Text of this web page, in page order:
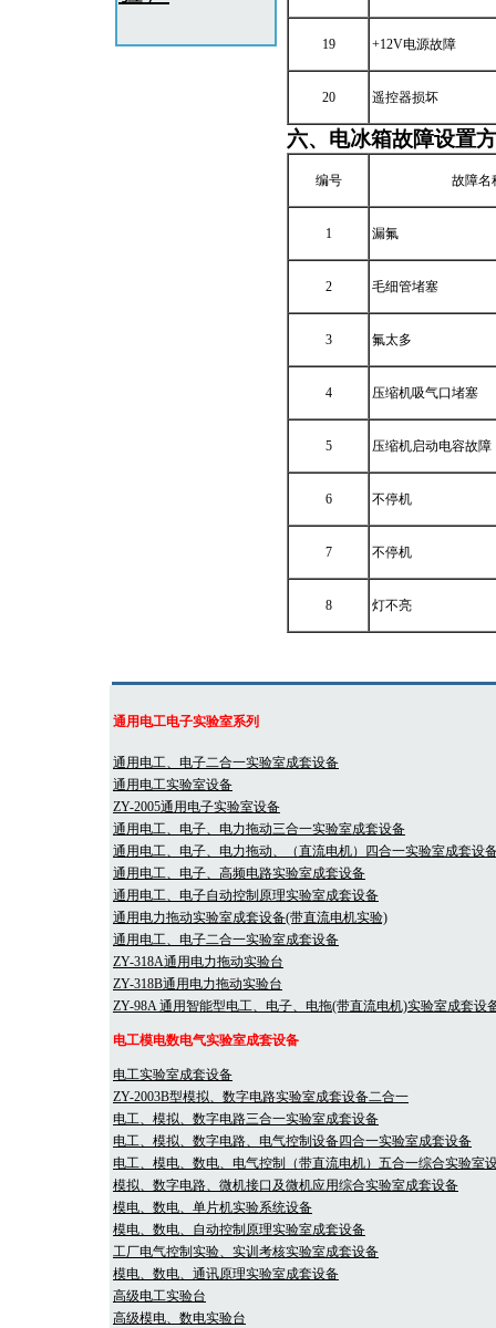
19 +12V电源故障
20 遥控器损坏
六、 电冰箱故障设置
编号 故障名
1 漏氟
2 毛细管堵塞
3 氟太多
4 压缩机吸气口堵塞
5 压缩机启动电容故障
6 不停机
7 不停机
8 灯不亮
通用电工电子实验室系列
通用电工、电子二合一实验室成套设备
通用电工实验室设备
ZY-2005通用电子实验室设备
通用电工、电子、电力拖动三合一实验室成套设备
通用电工、电子、电力拖动、（直流电机）四合一实验室成套设
通用电工、电子、高频电路实验室成套设备
通用电工、电子自动控制原理实验室成套设备
通用电力拖动实验室成套设备(带直流电机实验)
通用电工、电子二合一实验室成套设备
ZY-318A通用电力拖动实验台
ZY-318B通用电力拖动实验台
ZY-98A 通用智能型电工、电子、电拖(带直流电机)实验室成套设
电工模电数电气实验室成套设备
电工实验室成套设备
ZY-2003B型模拟、数字电路实验室成套设备二合一
电工、模拟、数字电路三合一实验室成套设备
电工、模拟、数字电路、电气控制设备四合一实验室成套设备
电工、模电、数电、电气控制（带直流电机）五合一综合实验室
模拟、数字电路、微机接口及微机应用综合实验室成套设备
模电、数电、单片机实验系统设备
模电、数电、自动控制原理实验室成套设备
工厂电气控制实验、实训考核实验室成套设备
模电、数电、通讯原理实验室成套设备
高级电工实验台
高级模电、数电实验台